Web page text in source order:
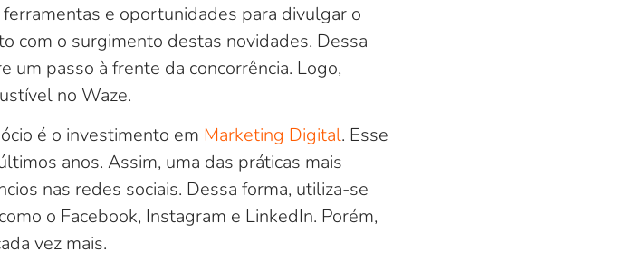
e oportunidades para divulgar o
com o surgimento destas novidades. Dessa
um passo à frente da concorrência. Logo,
no Waze.
é o investimento em Marketing Digital. Esse
anos. Assim, uma das práticas mais
nas redes sociais. Dessa forma, utiliza-se
o Facebook, Instagram e LinkedIn. Porém,
vez mais.